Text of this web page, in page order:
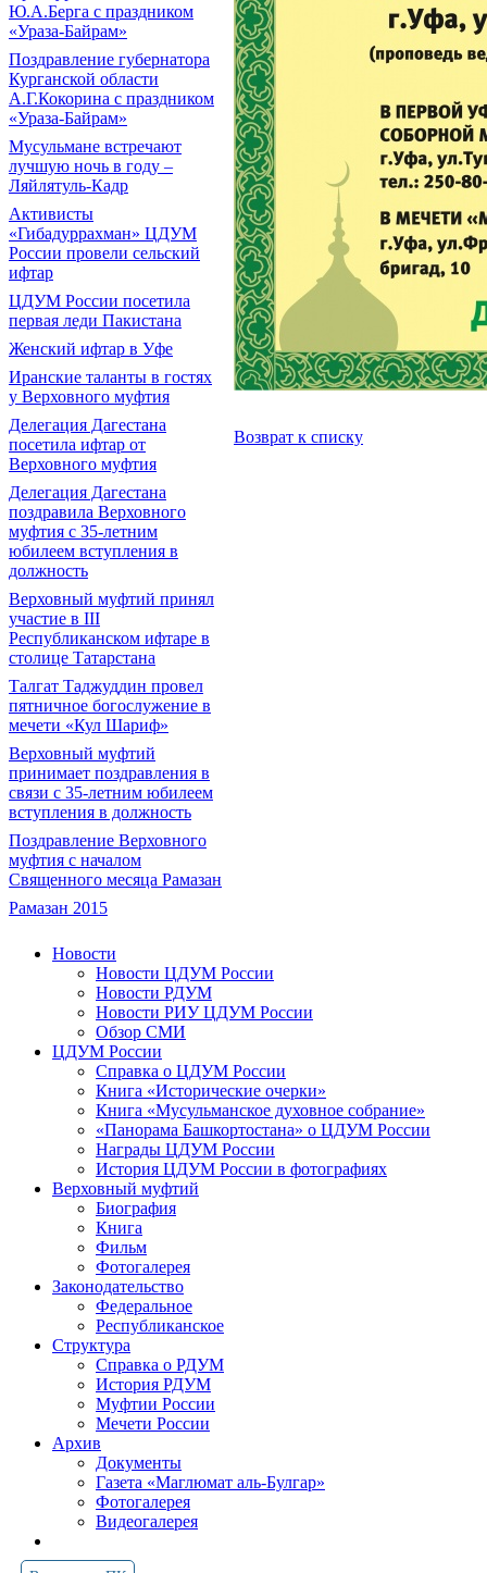
Ю.А.Берга с праздником
«Ураза-Байрам»
Поздравление губернатора
Курганской области
А.Г.Кокорина с праздником
«Ураза-Байрам»
Мусульмане встречают
лучшую ночь в году –
Ляйлятуль-Кадр
Активисты
«Гибадуррахман» ЦДУМ
России провели сельский
ифтар
ЦДУМ России посетила
первая леди Пакистана
Женский ифтар в Уфе
Иранские таланты в гостях
у Верховного муфтия
Делегация Дагестана
посетила ифтар от
Верховного муфтия
Делегация Дагестана
поздравила Верховного
муфтия с 35-летним
юбилеем вступления в
должность
Верховный муфтий принял
участие в III
Республиканском ифтаре в
столице Татарстана
Талгат Таджуддин провел
пятничное богослужение в
мечети «Кул Шариф»
Верховный муфтий
принимает поздравления в
связи с 35-летним юбилеем
вступления в должность
Поздравление Верховного
муфтия с началом
Священного месяца Рамазан
Рамазан 2015
Возврат к списку
Новости
Новости ЦДУМ России
Новости РДУМ
Новости РИУ ЦДУМ России
Обзор СМИ
ЦДУМ России
Справка о ЦДУМ России
Книга «Исторические очерки»
Книга «Мусульманское духовное собрание»
«Панорама Башкортостана» о ЦДУМ России
Награды ЦДУМ России
История ЦДУМ России в фотографиях
Верховный муфтий
Биография
Книга
Фильм
Фотогалерея
Законодательство
Федеральное
Республиканское
Структура
Справка о РДУМ
История РДУМ
Муфтии России
Мечети России
Архив
Документы
Газета «Маглюмат аль-Булгар»
Фотогалерея
Видеогалерея